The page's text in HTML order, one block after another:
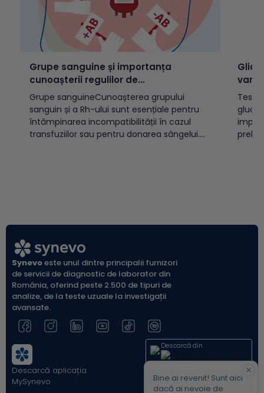
Grupe sanguine și importanța
cunoașterii regulilor de
incompatibilitate
Grupe sanguineCunoașterea grupului
sanguin și a Rh-ului sunt esențiale pentru
întâmpinarea incompatibilității în cazul
transfuziilor sau pentru donarea sângelui.
Synevoeste unul dintre principalii furnizori
de servicii de diagnostic de laborator din
România, oferind peste 2.500 de tipuri de
analize, de la teste uzuale la investigații
avansate.
Descarcă aplicația
MySynevo
Descarcă din
Bine ai revenit! Sunt aici
dacă ai nevoie de